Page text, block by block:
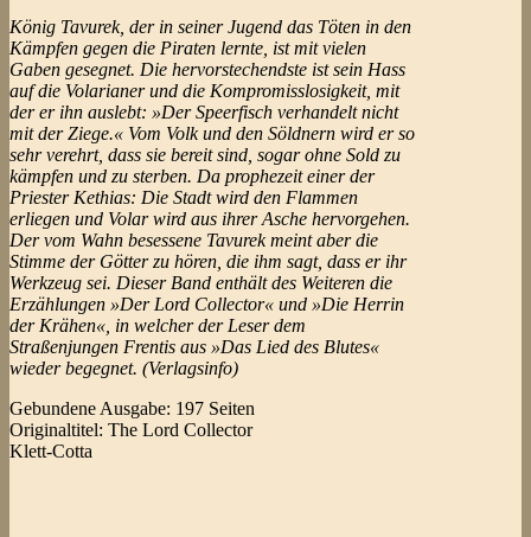
König Tavurek, der in seiner Jugend das Töten in den
Kämpfen gegen die Piraten lernte, ist mit vielen
Gaben gesegnet. Die hervorstechendste ist sein Hass
auf die Volarianer und die Kompromisslosigkeit, mit
der er ihn auslebt: »Der Speerfisch verhandelt nicht
mit der Ziege.« Vom Volk und den Söldnern wird er so
sehr verehrt, dass sie bereit sind, sogar ohne Sold zu
kämpfen und zu sterben. Da prophezeit einer der
Priester Kethias: Die Stadt wird den Flammen
erliegen und Volar wird aus ihrer Asche hervorgehen.
Der vom Wahn besessene Tavurek meint aber die
Stimme der Götter zu hören, die ihm sagt, dass er ihr
Werkzeug sei. Dieser Band enthält des Weiteren die
Erzählungen »Der Lord Collector« und »Die Herrin
der Krähen«, in welcher der Leser dem
Straßenjungen Frentis aus »Das Lied des Blutes«
wieder begegnet. (Verlagsinfo)
Gebundene Ausgabe: 197 Seiten
Originaltitel: The Lord Collector
Klett-Cotta